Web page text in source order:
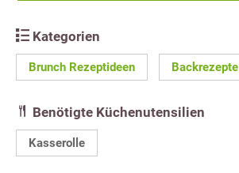
Kategorien
Brunch Rezeptideen Backrezepte
Benötigte Küchenutensilien
Kasserolle